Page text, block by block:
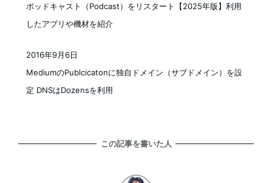
ポッドキャスト（Podcast）をリスタート【2025年版】利用
したアプリや機材を紹介
MediumのPublcicatonに独自ドメイン（サブドメイン）を設
定 DNSはDozensを利用
2016年9月6日
この記事を書いた人